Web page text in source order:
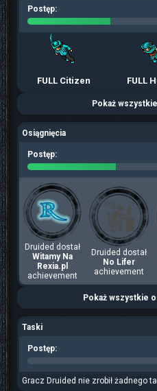
Postęp:
FULL Citizen FULL
Pokaż
Osiągnięcia
Postęp:
Druided dostał
Witamy Na
Rexia.pl
achievement
Druided dostał
No Lifer
achievement
Pokaż wszystkie
Taski
Postęp:
Gracz Druided nie zrobił żadnego